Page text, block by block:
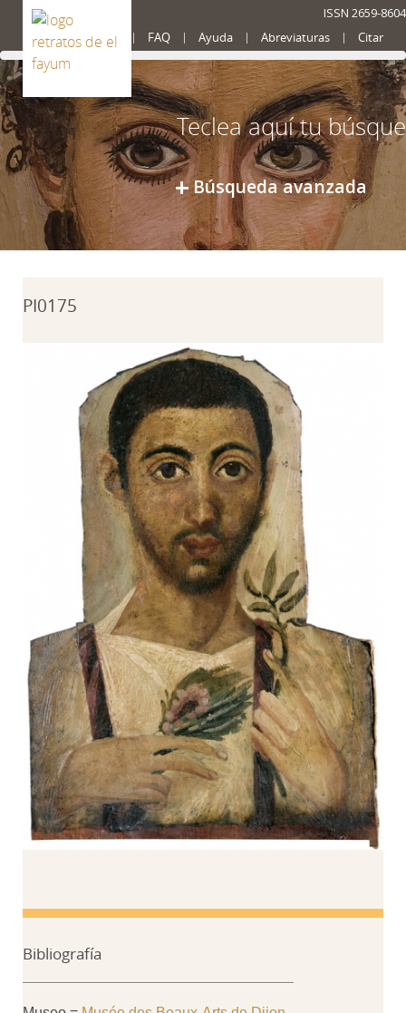
ISSN 2659-8604
Presentación FAQ Ayuda Abreviaturas Citar
Búsqueda avanzada
PI0175
Bibliografía